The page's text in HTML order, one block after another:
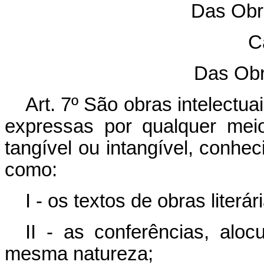
Das
Das
Art. 7º São obras
expressas por qualquer
tangível ou intangível,
como:
I - os textos de obras
II - as conferências,
mesma natureza;